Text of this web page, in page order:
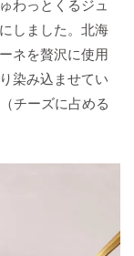
わっとくるジュ
しました。北海
ネを贅沢に使用
染み込ませてい
チーズに占める